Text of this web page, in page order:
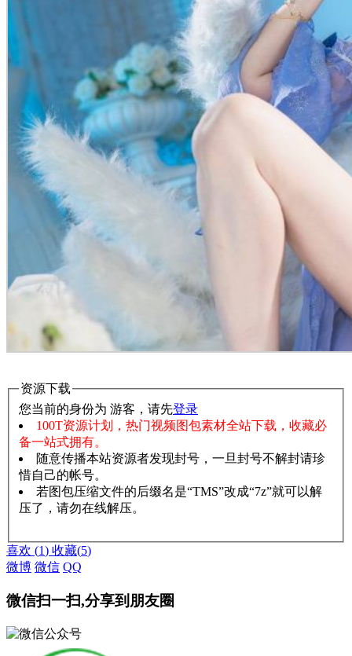
资源下载
您当前的身份为 游客，请先登录
100T资源计划，热门视频图包素材全站下载，收藏必
备一站式拥有。
随意传播本站资源者发现封号，一旦封号不解封请珍
惜自己的帐号。
若图包压缩文件的后缀名是“TMS”改成“7z”就可以解
压了，请勿在线解压。
喜欢 (1) 收藏(5)
微博 微信 QQ
微信扫一扫,分享到朋友圈